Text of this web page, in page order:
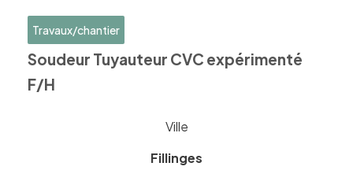
Travaux/chantier
Soudeur Tuyauteur CVC expérimenté
F/H
Ville
Fillinges